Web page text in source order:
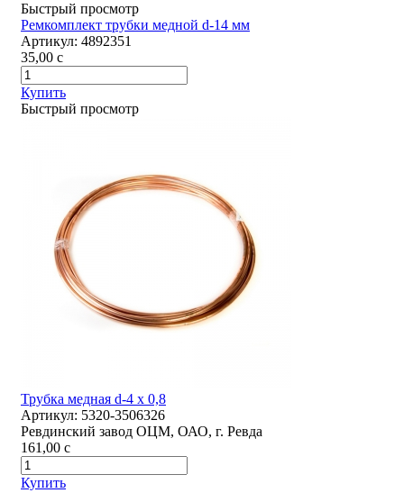
Быстрый просмотр
Ремкомплект трубки медной d-14 мм
Артикул: 4892351
35,00 c
Купить
Быстрый просмотр
Трубка медная d-4 х 0,8
Артикул: 5320-3506326
Ревдинский завод ОЦМ, ОАО, г. Ревда
161,00 c
Купить